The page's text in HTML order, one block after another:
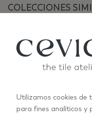
COLECCIONES
Utilizamos cookies de
para fines analíticos y